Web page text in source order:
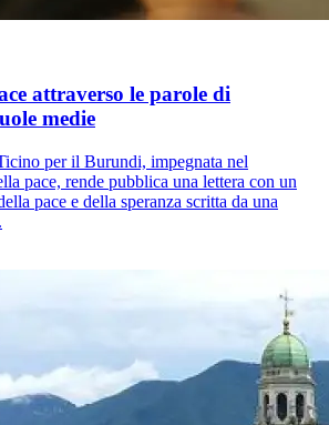
attraverso le parole di
medie
per il Burundi, impegnata nel
pace, rende pubblica una lettera con un
pace e della speranza scritta da una